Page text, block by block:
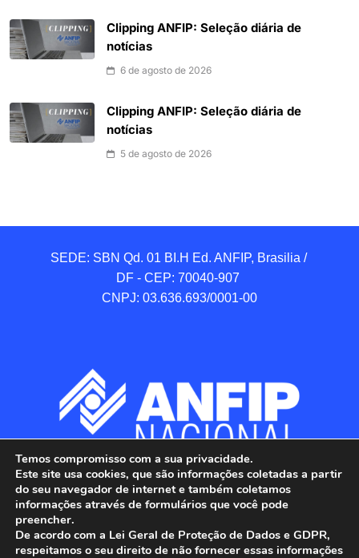
Clipping ANFIP: Seleção diária de
notícias
6 de agosto de 2026
Clipping ANFIP: Seleção diária de
notícias
5 de agosto de 2026
SEDE: SBN Qd. 01 BI.H Ed. ANFIP, Brasilia /
DF - CEP: 70040-907
CNPJ: 03.636.693/0001-00
Temos compromisso com a sua privacidade.
Este site usa cookies, que são informações coletadas a partir
do seu navegador de internet e também coletamos
informações através de formulários que você pode
preencher.
De acordo com a Lei Geral de Proteção de Dados e GDPR,
respeitamos o seu direito de não fornecer essas informações